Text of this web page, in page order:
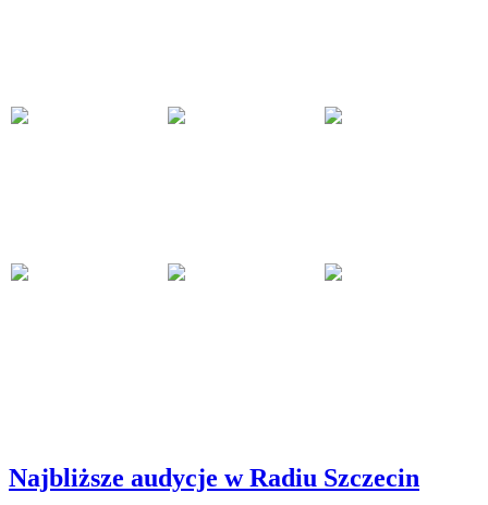
Najbliższe audycje w Radiu Szczecin